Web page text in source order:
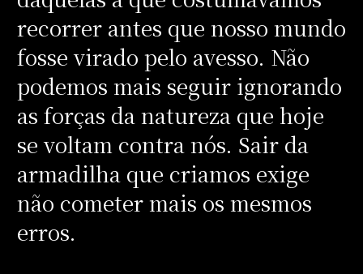
recorrer antes que nosso mundo
fosse virado pelo avesso. Não
podemos mais seguir ignorando
as forças da natureza que hoje
se voltam contra nós. Sair da
armadilha que criamos exige
não cometer mais os mesmos
erros.